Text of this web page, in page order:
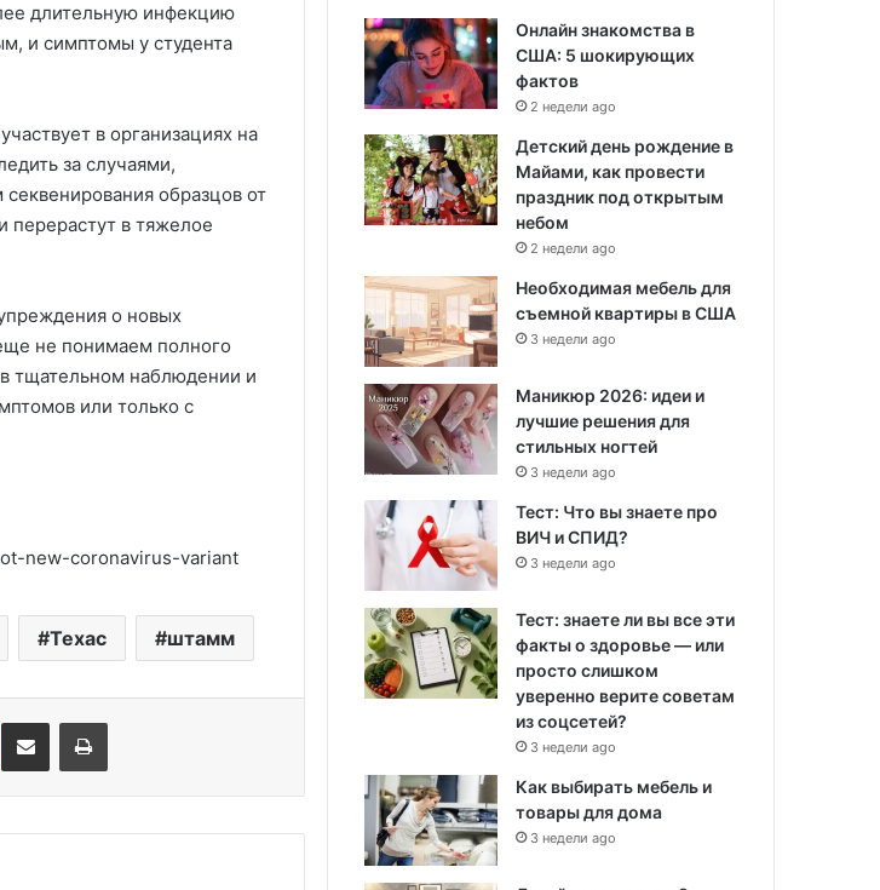
длительную инфекцию
и симптомы у студента
в организациях на
за случаями,
образцов от
перерастут в тяжелое
о новых
не понимаем полного
тщательном наблюдении и
или только с
new-coronavirus-variant
Техас штамм
имеет огромный избыток
факты о Флориде
для детей: правильная
и применение
Онлайн знакомства в
США: 5 шокирующих
фактов
2 недели ago
Детский день рождение в
Майами, как провести
праздник под открытым
небом
2 недели ago
Необходимая мебель для
съемной квартиры в США
3 недели ago
Маникюр 2026: идеи и
лучшие решения для
стильных ногтей
3 недели ago
Тест: Что вы знаете про
ВИЧ и СПИД?
3 недели ago
Тест: знаете ли вы все эти
факты о здоровье — или
просто слишком
уверенно верите советам
из соцсетей?
3 недели ago
Как выбирать мебель и
товары для дома
3 недели ago